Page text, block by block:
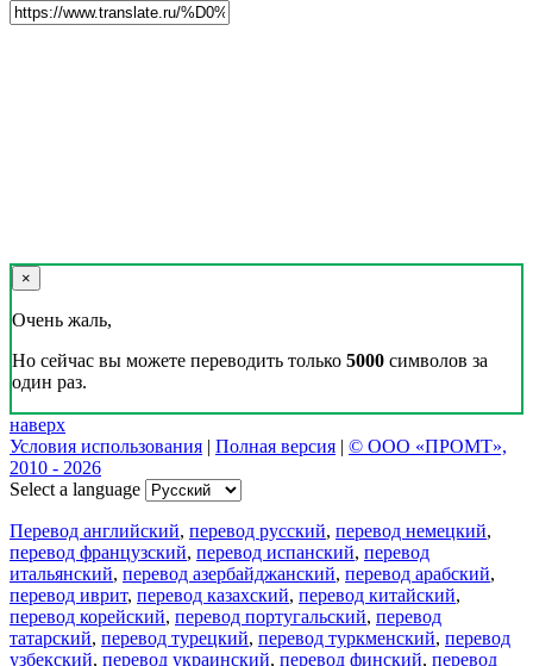
×
Очень жаль,
Но сейчас вы можете переводить только 5000 символов за
один раз.
наверх
Условия использования | Полная версия | © ООО «ПРОМТ»,
2010 - 2026
Select a language
Перевод английский, перевод русский, перевод немецкий,
перевод французский, перевод испанский, перевод
итальянский, перевод азербайджанский, перевод арабский,
перевод иврит, перевод казахский, перевод китайский,
перевод корейский, перевод португальский, перевод
татарский, перевод турецкий, перевод туркменский, перевод
узбекский, перевод украинский, перевод финский, перевод